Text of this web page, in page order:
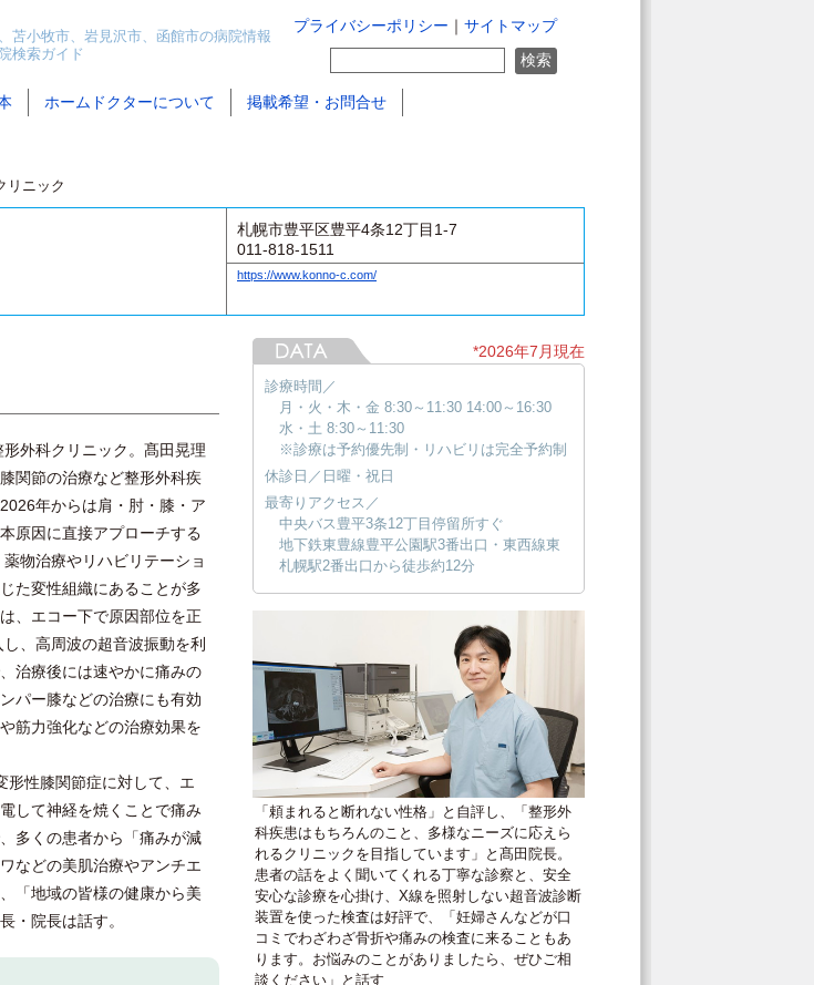
プライバシーポリシー サイトマップ
苫小牧市、岩見沢市、函館市の病院情報
検索ガイド
ホームドクターについて
掲載希望・お問合せ
リニック
札幌市豊平区豊平4条12丁目1-7
011-818-1511
https://www.konno-c.com/
外科クリニック。髙田晃理
関節の治療など整形外科疾
年からは肩・肘・膝・ア
原因に直接アプローチする
物治療やリハビリテーショ
た変性組織にあることが多
、エコー下で原因部位を正
、高周波の超音波振動を利
治療後には速やかに痛みの
パー膝などの治療にも有効
筋力強化などの治療効果を
性膝関節症に対して、エ
して神経を焼くことで痛み
多くの患者から「痛みが減
などの美肌治療やアンチエ
「地域の皆様の健康から美
・院長は話す。
*2026年7月現在
診療時間／
月・火・木・金 8:30～11:30 14:00～16:30
水・土 8:30～11:30
※診療は予約優先制・リハビリは完全予約制
休診日／日曜・祝日
最寄りアクセス／
中央バス豊平3条12丁目停留所すぐ
地下鉄東豊線豊平公園駅3番出口・東西線東
札幌駅2番出口から徒歩約12分
「頼まれると断れない性格」と自評し、「整形外
科疾患はもちろんのこと、多様なニーズに応えら
れるクリニックを目指しています」と髙田院長。
患者の話をよく聞いてくれる丁寧な診察と、安全
安心な診療を心掛け、X線を照射しない超音波診断
装置を使った検査は好評で、「妊婦さんなどが口
コミでわざわざ骨折や痛みの検査に来ることもあ
ります。お悩みのことがありましたら、ぜひご相
談ください」と話す